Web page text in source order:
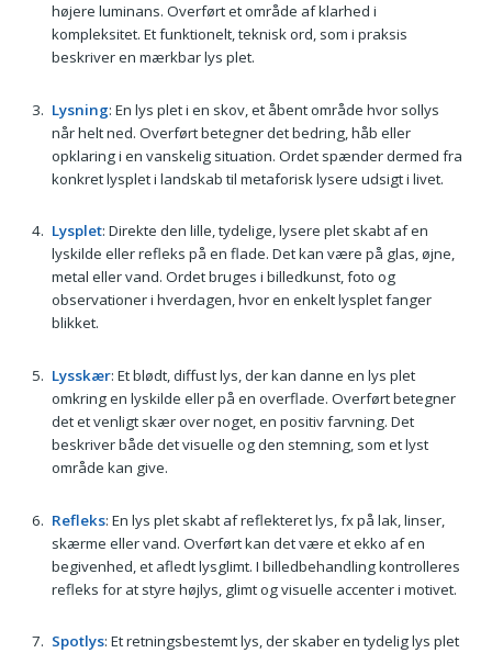
højere luminans. Overført et område af klarhed i
kompleksitet. Et funktionelt, teknisk ord, som i praksis
beskriver en mærkbar lys plet.
Lysning: En lys plet i en skov, et åbent område hvor sollys
når helt ned. Overført betegner det bedring, håb eller
opklaring i en vanskelig situation. Ordet spænder dermed fra
konkret lysplet i landskab til metaforisk lysere udsigt i livet.
Lysplet: Direkte den lille, tydelige, lysere plet skabt af en
lyskilde eller refleks på en flade. Det kan være på glas, øjne,
metal eller vand. Ordet bruges i billedkunst, foto og
observationer i hverdagen, hvor en enkelt lysplet fanger
blikket.
Lysskær: Et blødt, diffust lys, der kan danne en lys plet
omkring en lyskilde eller på en overflade. Overført betegner
det et venligt skær over noget, en positiv farvning. Det
beskriver både det visuelle og den stemning, som et lyst
område kan give.
Refleks: En lys plet skabt af reflekteret lys, fx på lak, linser,
skærme eller vand. Overført kan det være et ekko af en
begivenhed, et afledt lysglimt. I billedbehandling kontrolleres
refleks for at styre højlys, glimt og visuelle accenter i motivet.
Spotlys: Et retningsbestemt lys, der skaber en tydelig lys plet